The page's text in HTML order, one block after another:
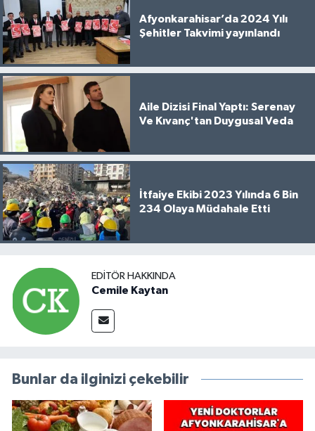
Afyonkarahisar’da 2024 Yılı
Şehitler Takvimi yayınlandı
Aile Dizisi Final Yaptı: Serenay
Ve Kıvanç'tan Duygusal Veda
İtfaiye Ekibi 2023 Yılında 6 Bin
234 Olaya Müdahale Etti
EDITÖR HAKKINDA
Cemile Kaytan
Bunlar da ilginizi çekebilir